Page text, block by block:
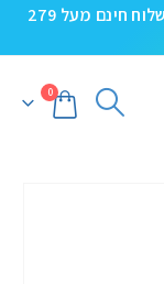
5% הנחה קופון TAKE5 בקניית 2 מוצרים. משלוח חינם מעל 279
0